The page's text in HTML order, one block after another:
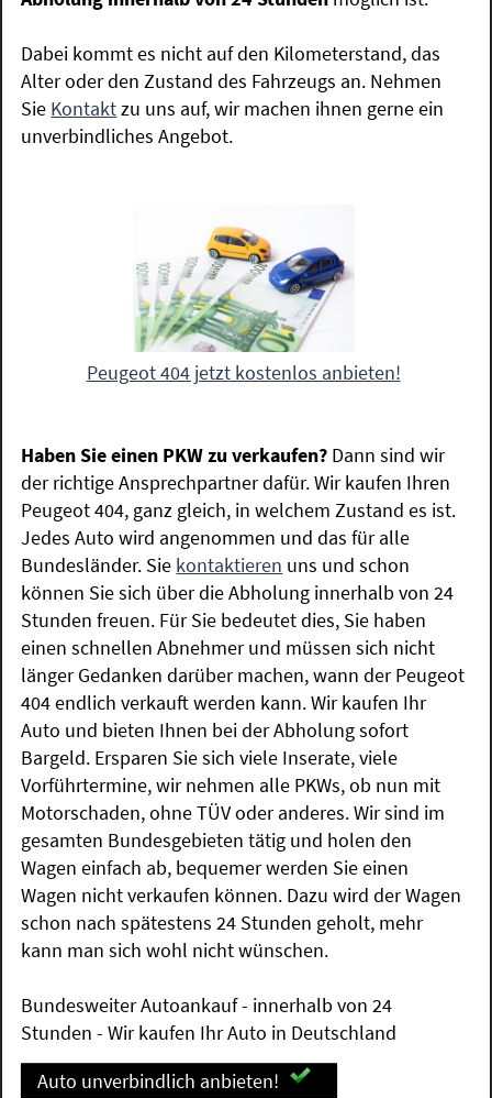
Dabei kommt es nicht auf den Kilometerstand, das
Alter oder den Zustand des Fahrzeugs an. Nehmen
Sie Kontaktzu uns auf, wir machen ihnen gerne ein
unverbindliches Angebot.
Peugeot 404 jetzt kostenlos anbieten!
Haben Sie einen PKW zu verkaufen? Dann sind wir
der richtige Ansprechpartner dafür. Wir kaufen Ihren
Peugeot 404, ganz gleich, in welchem Zustand es ist.
Jedes Auto wird angenommen und das für alle
Bundesländer. Sie kontaktieren uns und schon
können Sie sich über die Abholung innerhalb von 24
Stunden freuen. Für Sie bedeutet dies, Sie haben
einen schnellen Abnehmer und müssen sich nicht
länger Gedanken darüber machen, wann der Peugeot
404 endlich verkauft werden kann. Wir kaufen Ihr
Auto und bieten Ihnen bei der Abholung sofort
Bargeld. Ersparen Sie sich viele Inserate, viele
Vorführtermine, wir nehmen alle PKWs, ob nun mit
Motorschaden, ohne TÜV oder anderes. Wir sind im
gesamten Bundesgebieten tätig und holen den
Wagen einfach ab, bequemer werden Sie einen
Wagen nicht verkaufen können. Dazu wird der Wagen
schon nach spätestens 24 Stunden geholt, mehr
kann man sich wohl nicht wünschen.
Bundesweiter Autoankauf - innerhalb von 24
Stunden - Wir kaufen Ihr Auto in Deutschland
Auto unverbindlich anbieten!